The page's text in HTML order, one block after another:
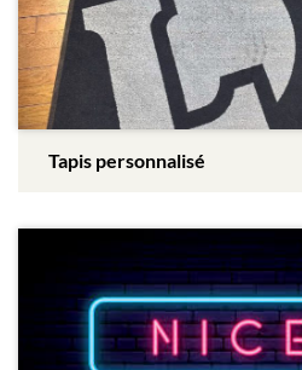
Tapis personnalisé